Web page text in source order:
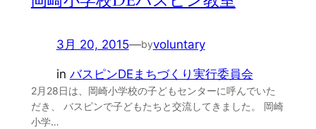
3月 20, 2015—byvoluntary
in バスピンDEまちづくり実行委員会
2月28日は、岡崎小学校の子どもセンターに呼んでいた
だき、 バスピンで子どもたちと交流してきました。 岡崎
小学…